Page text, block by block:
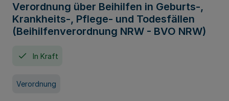
Verordnung über Beihilfen in Geburts-,
Krankheits-, Pflege- und Todesfällen
(Beihilfenverordnung NRW - BVO NRW)
In Kraft
Verordnung